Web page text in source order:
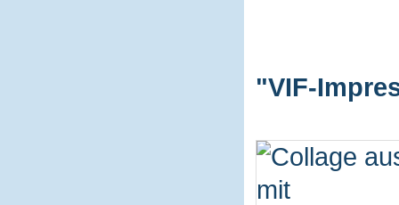
"VIF-